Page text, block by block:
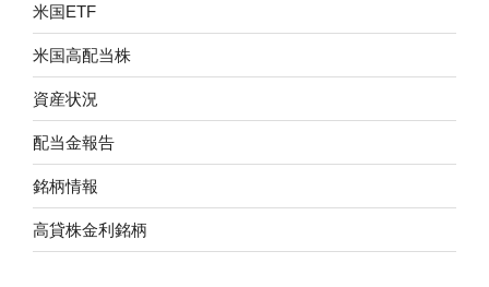
米国ETF
米国高配当株
資産状況
配当金報告
銘柄情報
高貸株金利銘柄